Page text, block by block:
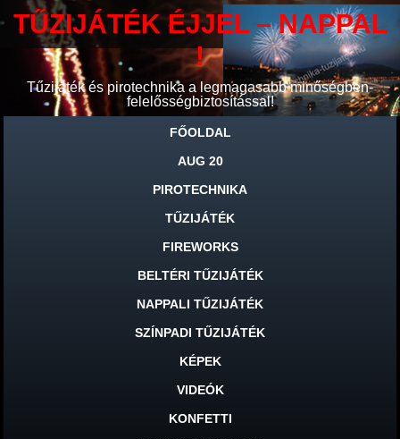
TŰZIJÁTÉK ÉJJEL – NAPPAL
!
Tűzijáték és pirotechnika a legmagasabb minőségben-
felelősségbiztosítással!
FŐOLDAL
AUG 20
PIROTECHNIKA
TŰZIJÁTÉK
FIREWORKS
BELTÉRI TŰZIJÁTÉK
NAPPALI TŰZIJÁTÉK
SZÍNPADI TŰZIJÁTÉK
KÉPEK
VIDEÓK
KONFETTI